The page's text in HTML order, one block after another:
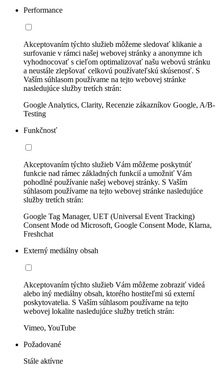
Performance
Akceptovaním týchto služieb môžeme sledovať klikanie a
surfovanie v rámci našej webovej stránky a anonymne ich
vyhodnocovať s cieľom optimalizovať našu webovú stránku
a neustále zlepšovať celkovú používateľskú skúsenosť. S
Vaším súhlasom používame na tejto webovej stránke
nasledujúce služby tretích strán:
Google Analytics, Clarity, Recenzie zákazníkov Google, A/B-
Testing
Funkčnosť
Akceptovaním týchto služieb Vám môžeme poskytnúť
funkcie nad rámec základných funkcií a umožniť Vám
pohodlné používanie našej webovej stránky. S Vaším
súhlasom používame na tejto webovej stránke nasledujúce
služby tretích strán:
Google Tag Manager, UET (Universal Event Tracking)
Consent Mode od Microsoft, Google Consent Mode, Klarna,
Freshchat
Externý mediálny obsah
Akceptovaním týchto služieb Vám môžeme zobraziť videá
alebo iný mediálny obsah, ktorého hostiteľmi sú externí
poskytovatelia. S Vaším súhlasom používame na tejto
webovej lokalite nasledujúce služby tretích strán:
Vimeo, YouTube
Požadované
Stále aktívne